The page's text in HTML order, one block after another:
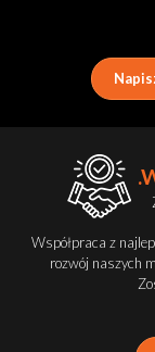
Współpraca z
rozwój naszych